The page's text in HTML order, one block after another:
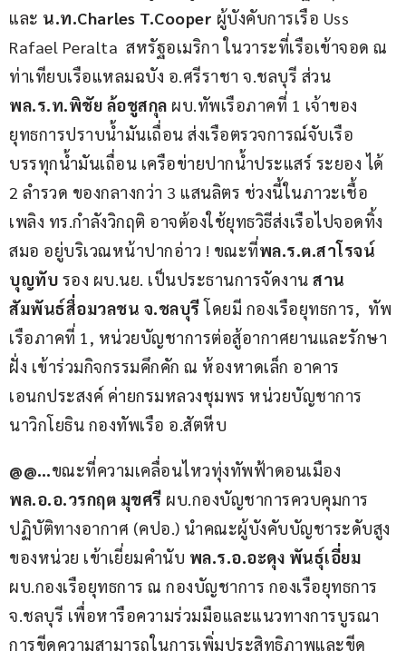
และ น.ท.Charles T.Cooper ผู้บังคับการเรือ Uss
Rafael Peralta  สหรัฐอเมริกา ในวาระที่เรือเข้าจอด ณ
ท่าเทียบเรือแหลมฉบัง อ.ศรีราชา จ.ชลบุรี ส่วน
พล.ร.ท.พิชัย ล้อชูสกุล ผบ.ทัพเรือภาคที่ 1 เจ้าของ
ยุทธการปราบน้ำมันเถื่อน ส่งเรือตรวจการณ์จับเรือ
บรรทุกน้ำมันเถื่อน เครือข่ายปากน้ำประแสร์ ระยอง ได้
2 ลำรวด ของกลางกว่า 3 แสนลิตร ช่วงนี้ในภาวะเชื้อ
เพลิง ทร.กำลังวิกฤติ อาจต้องใช้ยุทธวิธีส่งเรือไปจอดทิ้ง
สมอ อยู่บริเวณหน้าปากอ่าว ! ขณะที่พล.ร.ต.สาโรจน์
บุญทับ รอง ผบ.นย. เป็นประธานการจัดงาน สาน
สัมพันธ์สื่อมวลชน จ.ชลบุรี โดยมี กองเรือยุทธการ,  ทัพ
เรือภาคที่ 1, หน่วยบัญชาการต่อสู้อากาศยานและรักษา
ฝั่ง เข้าร่วมกิจกรรมคึกคัก ณ ห้องหาดเล็ก อาคาร
เอนกประสงค์ ค่ายกรมหลวงชุมพร หน่วยบัญชาการ
นาวิกโยธิน กองทัพเรือ อ.สัตหีบ
@@…ขณะที่ความเคลื่อนไหวทุ่งทัพฟ้าดอนเมือง
พล.อ.อ.วรกฤต มุขศรี ผบ.กองบัญชาการควบคุมการ
ปฏิบัติทางอากาศ (คปอ.) นำคณะผู้บังคับบัญชาระดับสูง
ของหน่วย เข้าเยี่ยมคำนับ พล.ร.อ.อะดุง พันธุ์เอี่ยม
ผบ.กองเรือยุทธการ ณ กองบัญชาการ กองเรือยุทธการ
จ.ชลบุรี เพื่อหารือความร่วมมือและแนวทางการบูรณา
การขีดความสามารถในการเพิ่มประสิทธิภาพและขีด